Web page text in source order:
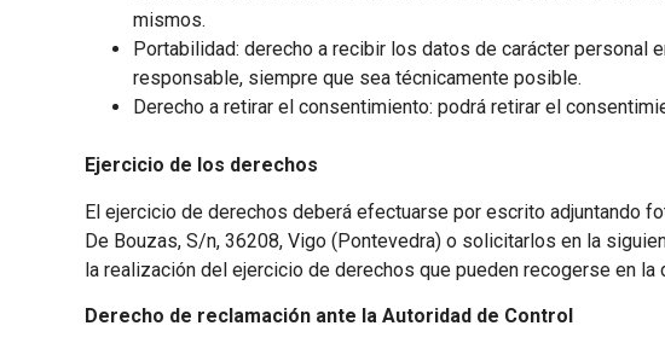
mismos.
Portabilidad: derecho a recibir los datos de carácter personal
responsable, siempre que sea técnicamente posible.
Derecho a retirar el consentimiento: podrá retirar el
Ejercicio de los derechos
El ejercicio de derechos deberá efectuarse por escrito adjuntando
De Bouzas, S/n, 36208, Vigo (Pontevedra) o solicitarlos en la
la realización del ejercicio de derechos que pueden recogerse en
Derecho de reclamación ante la Autoridad de Control